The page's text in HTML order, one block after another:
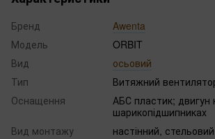
Бренд
Awenta
Модель
ORBIT
Вид
осьовий
Тип
Витяжний
Оснащення
АБС пластик; двигун
шарикопідшипниках
Вид монтажу
настінний, стельовий